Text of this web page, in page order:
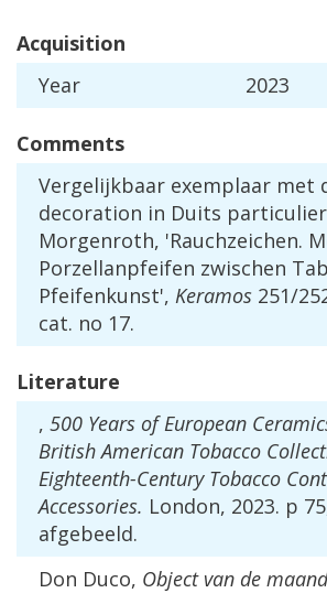
Acquisition
Year
2023
Comments
Vergelijkbaar exemplaar met
decoration in Duits particulier
Morgenroth, 'Rauchzeichen.
Porzellanpfeifen zwischen
Pfeifenkunst', Keramos 251/
cat. no 17.
Literature
, 500 Years of European
British American Tobacco
Eighteenth-Century Tobacco
Accessories. London, 2023. p 75
afgebeeld.
Don Duco, Object van de maand